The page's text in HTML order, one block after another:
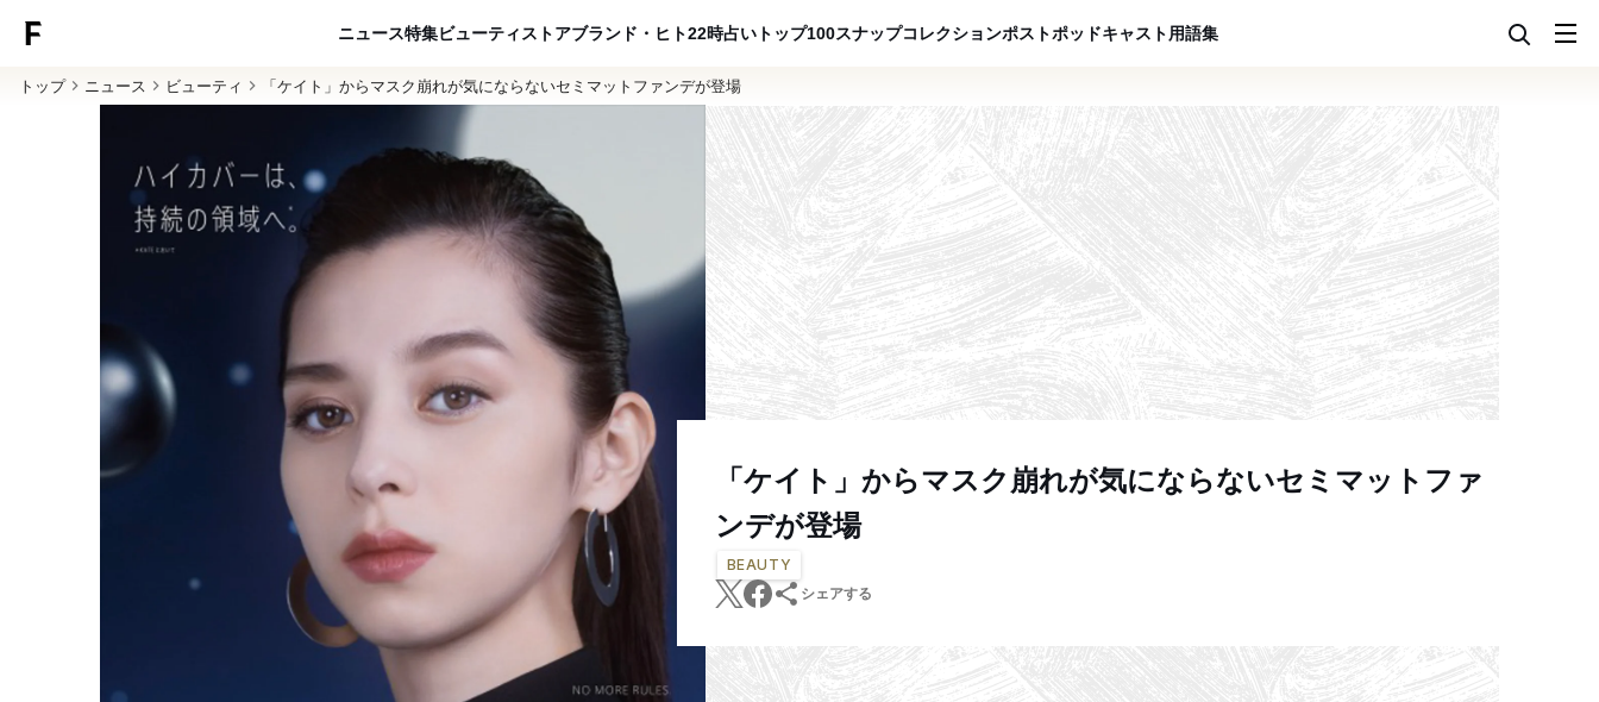
ニュース特集ビューティ ストアブランド・ヒト22時占い トップ100スナップコレクションポストポッドキャスト用語集
トップ ニュース ビューティ 「ケイト」からマスク崩れが気にならないセミマットファンデが登場
「ケイト」からマスク崩れが気にならないセミマットファ
ンデが登場
BEAUTY
シェアする